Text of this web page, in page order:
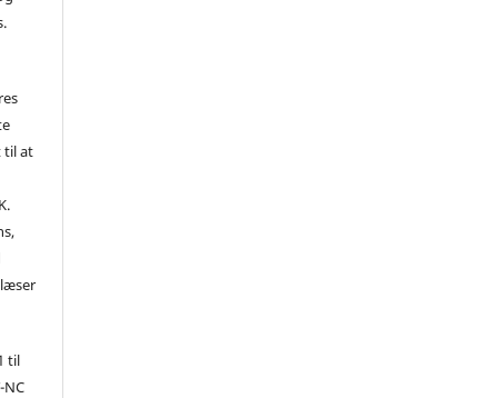
til at
til
NC